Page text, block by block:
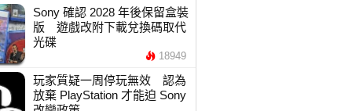
Sony 確認 2028 年後保留盒裝
版 遊戲改附下載兌換碼取代
光碟
18949
玩家質疑一周停玩無效 認為
放棄 PlayStation 才能迫 Sony